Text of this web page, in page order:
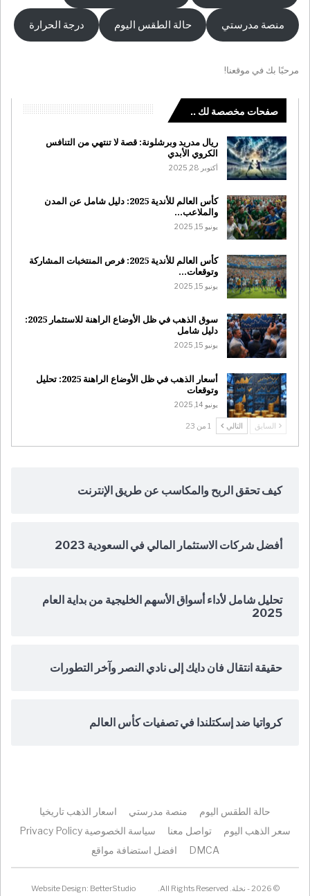
منصة مدرستي حالة الطقس اليوم درجة الحرارة
مرحبًا بك في موقعنا!
صفحات مخصصة لك ..
ريال مدريد وبرشلونة: قصة لا تنتهي من التنافس
الكروي الأبدي
أكتوبر 28, 2025
كأس العالم للأندية 2025: دليل شامل عن المدن
والملاعب…
يونيو 15, 2025
كأس العالم للأندية 2025: فرص المنتخبات المشاركة
وتوقعات…
يونيو 15, 2025
سوق الذهب في ظل الأوضاع الراهنة للاستثمار 2025:
دليل شامل
يونيو 15, 2025
أسعار الذهب في ظل الأوضاع الراهنة 2025: تحليل
وتوقعات
يونيو 14, 2025
السابق التالي 1 من 23
كيف تحقق الربح والمكاسب عن طريق الإنترنت
أفضل شركات الاستثمار المالي في السعودية 2023
تحليل شامل لأداء أسواق الأسهم الخليجية من بداية العام
2025
حقيقة انتقال فان دايك إلى نادي النصر وآخر التطورات
كرواتيا ضد إسكتلندا في تصفيات كأس العالم
حالة الطقس اليوم منصة مدرستي
اسعار الذهب تاريخيا
سعر الذهب اليوم
تواصل معنا
سياسة الخصوصية Privacy Policy
DMCA
افضل استضافة مواقع
© 2026 - نخلة. All Rights Reserved. Website Design: BetterStudio